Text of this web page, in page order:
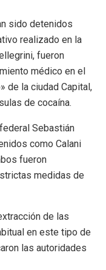
sido detenidos
realizado en la
fueron
médico en el
de la ciudad Capital,
de cocaína.
Sebastián
como Calani
fueron
medidas de
de las
en este tipo de
las autoridades